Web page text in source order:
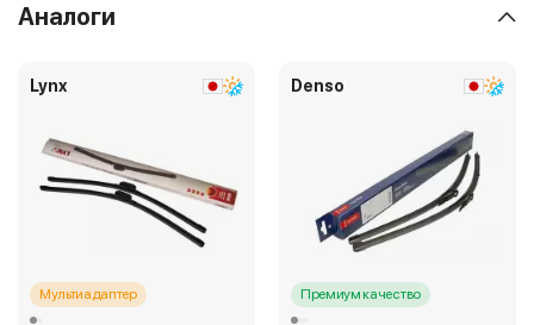
Аналоги
Lynx
Мультиадаптер
Denso
Премиум качество